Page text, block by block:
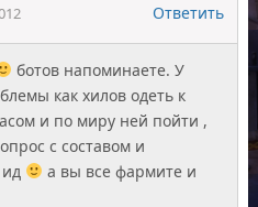
Ответить
ботов напоминаете. У
как хилов одеть к
и по миру ней пойти ,
с составом и
а вы все фармите и